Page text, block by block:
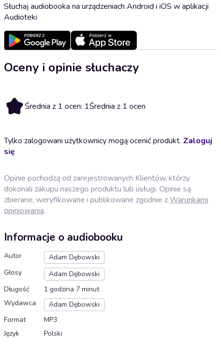
Słuchaj audiobooka na urządzeniach Android i iOS w aplikacji
Audioteki
Oceny i opinie słuchaczy
1 Średnia z 1 ocen: 1Średnia z 1 ocen
Tylko zalogowani użytkownicy mogą ocenić produkt. Zaloguj
się
Opinie pochodzą od zarejestrowanych Klientów, którzy
dokonali zakupu naszego produktu lub usługi. Opinie są
zbierane, weryfikowane i publikowane zgodnie zWarunkami
opiniowania.
Informacje o audiobooku
Autor
Adam Dębowski
Głosy
Adam Dębowski
Długość
1 godzina 7 minut
Wydawca
Adam Dębowski
Format
MP3
Język
Polski